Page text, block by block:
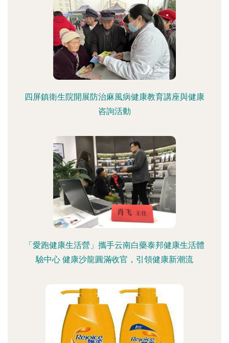
四屏鎮衛生院開展防治麻風病健康教育講座與健康
咨詢活動
「愛跑健康生活營」攜手云南白藥泰邦健康生活體
驗中心 健康沙龍圓滿收官，引領健康新潮流